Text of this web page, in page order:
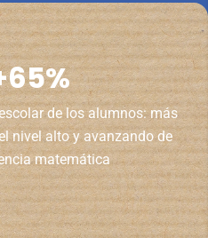
de los alumnos: más
nivel alto y avanzando de
matemática